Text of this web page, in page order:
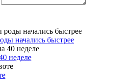
начались быстрее
неделе